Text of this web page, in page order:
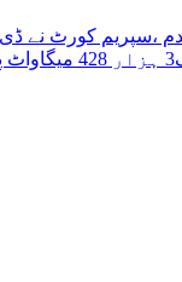
،سپریم کورٹ نے